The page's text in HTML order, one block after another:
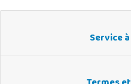
Service